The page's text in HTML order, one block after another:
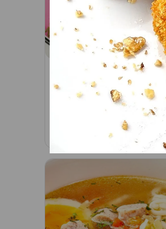
Холодный литовский
борщ
зелёный; укроп; петрушка;
хрен; горчица; укропное
масло; лимонный сок; яйцо
куриное; - картофель
В корзину